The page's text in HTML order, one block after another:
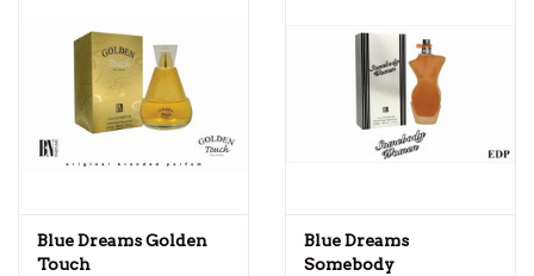
Blue Dreams Golden
Touch
Blue Dreams
Somebody